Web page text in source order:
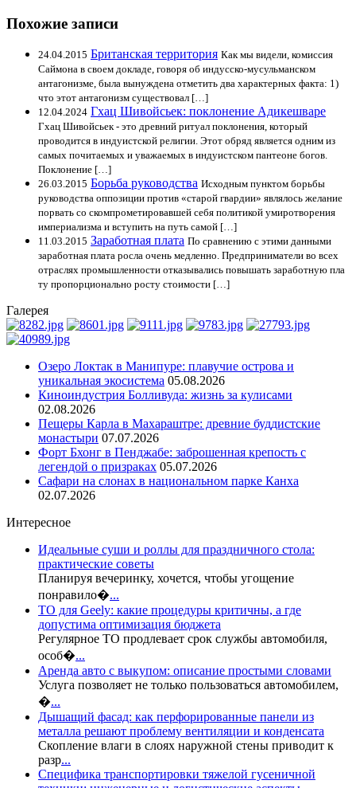
Похожие записи
24.04.2015 Британская территория Как мы видели, комиссия
Саймона в своем докладе, говоря об индусско-мусульманском
антагонизме, была вынуждена отметить два характерных факта: 1)
что этот антагонизм существовал […]
12.04.2024 Гхац Шивойсьек: поклонение Адикешваре
Гхац Шивойсьек - это древний ритуал поклонения, который
проводится в индуистской религии. Этот обряд является одним из
самых почитаемых и уважаемых в индуистском пантеоне богов.
Поклонение […]
26.03.2015 Борьба руководства Исходным пунктом борьбы
руководства оппозиции против «старой гвардии» являлось желание
порвать со скомпрометировавшей себя политикой умиротворения
империализма и вступить на путь самой […]
11.03.2015 Заработная плата По сравнению с этими данными
заработная плата росла очень медленно. Предприниматели во всех
отраслях промышленности отказывались повышать заработную пла
ту пропорционально росту стоимости […]
Галерея
Озеро Локтак в Манипуре: плавучие острова и
уникальная экосистема 05.08.2026
Киноиндустрия Болливуда: жизнь за кулисами
02.08.2026
Пещеры Карла в Махараштре: древние буддистские
монастыри 07.07.2026
Форт Бхонг в Пенджабе: заброшенная крепость с
легендой о призраках 05.07.2026
Сафари на слонах в национальном парке Канха
02.07.2026
Интересное
Идеальные суши и роллы для праздничного стола:
практические советы
Планируя вечеринку, хочется, чтобы угощение
понравило�...
ТО для Geely: какие процедуры критичны, а где
допустима оптимизация бюджета
Регулярное ТО продлевает срок службы автомобиля,
особ�...
Аренда авто с выкупом: описание простыми словами
Услуга позволяет не только пользоваться автомобилем,
�...
Дышащий фасад: как перфорированные панели из
металла решают проблему вентиляции и конденсата
Скопление влаги в слоях наружной стены приводит к
разр...
Специфика транспортировки тяжелой гусеничной